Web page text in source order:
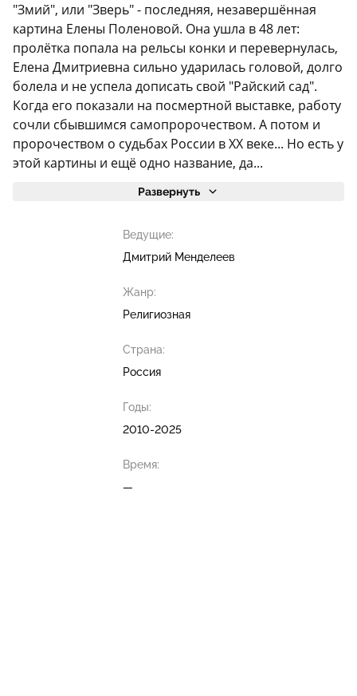
"Змий", или "Зверь" - последняя, незавершённая
картина Елены Поленовой. Она ушла в 48 лет:
пролётка попала на рельсы конки и перевернулась,
Елена Дмитриевна сильно ударилась головой, долго
болела и не успела дописать свой "Райский сад".
Когда его показали на посмертной выставке, работу
сочли сбывшимся самопророчеством. А потом и
пророчеством о судьбах России в ХХ веке... Но есть у
этой картины и ещё одно название, да...
Развернуть
Ведущие:
Дмитрий Менделеев
Жанр:
Религиозная
Страна:
Россия
Годы:
2010-2025
Время:
—